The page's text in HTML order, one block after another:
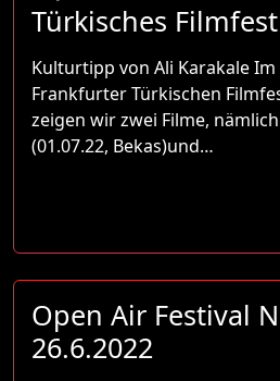
Türkisches
Kulturtipp von Ali Karakale Im
Frankfurter Türkischen
zeigen wir zwei Filme,
(01.07.22, Bekas)und…
Open Air Festival
26.6.2022